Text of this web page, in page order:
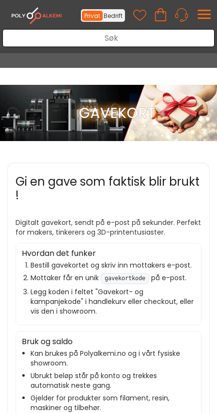
Privat Bedrift
Gi en gave som faktisk blir brukt
!
Digitalt gavekort, sendt på e-post på sekunder. Perfekt
for makers, tinkerers og 3D-printentusiaster.
Hvordan det funker
Bestill gavekortet og skriv inn mottakers e-post.
Mottaker får en unik
gavekortkode
på e-post.
Legg koden i feltet "Gavekort- og
kampanjekode" i handlekurv eller checkout, eller
vis den i showroom.
Bruk og saldo
Kan brukes på Polyalkemi.no og i vårt fysiske
showroom.
Ubrukt beløp står på konto og trekkes
automatisk neste gang.
Gjelder for produkter som filament, resin,
maskiner og tilbehør.